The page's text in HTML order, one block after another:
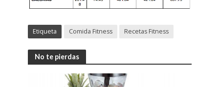
Etiqueta Comida Fitness Recetas Fitness
No te pierdas